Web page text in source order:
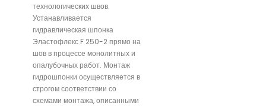
технологических швов.
Устанавливается
гидравлическая шпонка
Эластофлекс F 250-2 прямо на
шов в процессе монолитных и
опалубочных работ. Монтаж
гидрошпонки осуществляется в
строгом соответствии со
схемами монтажа, описанными